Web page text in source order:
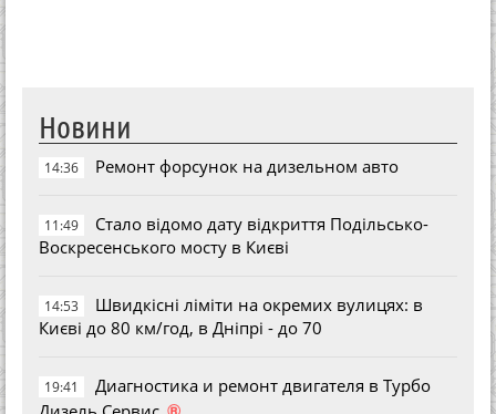
Новини
14:36 Ремонт форсунок на дизельном авто
11:49
Стало відомо дату відкриття Подільсько-
Воскресенського мосту в Києві
14:53
Швидкісні ліміти на окремих вулицях: в
Києві до 80 км/год, в Дніпрі - до 70
19:41
Диагностика и ремонт двигателя в Турбо